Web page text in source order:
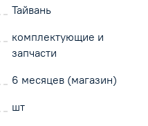
Тайвань
комплектующие и
запчасти
6 месяцев (магазин)
шт